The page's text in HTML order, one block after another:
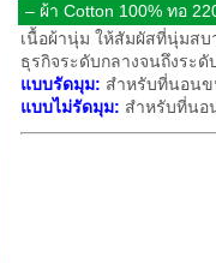
– ผ้า Cotton 100% ทอ
เนื้อผ้านุ่ม ให้สัมผัสที่นุ่มส
ธุรกิจระดับกลางจนถึงระดั
แบบรัดมุม: สำหรับที่นอน
แบบไม่รัดมุม: สำหรับที่นอ